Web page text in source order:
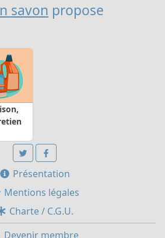
savon propose
Présentation
Mentions légales
Charte / C.G.U.
Devenir membre